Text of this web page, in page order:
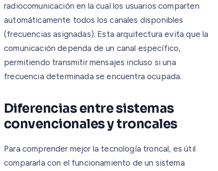
radiocomunicación en la cual los usuarios comparten
automáticamente todos los canales disponibles
(frecuencias asignadas). Esta arquitectura evita que la
comunicación dependa de un canal específico,
permitiendo transmitir mensajes incluso si una
frecuencia determinada se encuentra ocupada.
Diferencias entre sistemas
convencionales y troncales
Para comprender mejor la tecnología troncal, es útil
compararla con el funcionamiento de un sistema